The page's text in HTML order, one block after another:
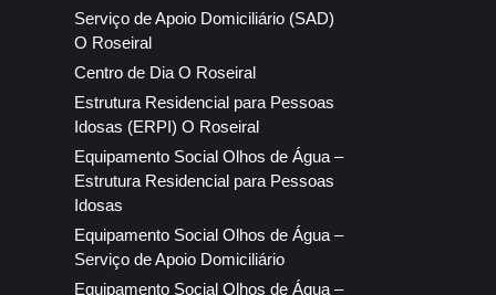
Serviço de Apoio Domiciliário (SAD)
O Roseiral
Centro de Dia O Roseiral
Estrutura Residencial para Pessoas
Idosas (ERPI) O Roseiral
Equipamento Social Olhos de Água –
Estrutura Residencial para Pessoas
Idosas
Equipamento Social Olhos de Água –
Serviço de Apoio Domiciliário
Equipamento Social Olhos de Água –